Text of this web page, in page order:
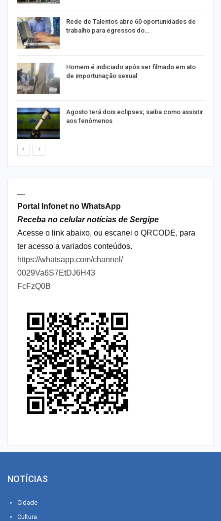
Rede de Talentos abre 60 oportunidades de
trabalho para egressos do…
Homem é indiciado após ser filmado em ato
de importunação sexual
Agosto terá dois eclipses; saiba como assistir
aos fenômenos
----
Portal Infonet no WhatsApp
Receba no celular notícias de Sergipe
Acesse o link abaixo, ou escanei o QRCODE, para
ter acesso a variados conteúdos.
https://whatsapp.com/channel/
0029Va6S7EtDJ6H43
FcFzQ0B
NOTÍCIAS
Cidade
Cultura